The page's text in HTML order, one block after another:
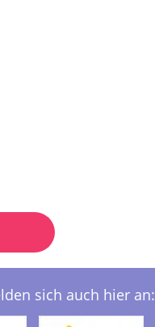
sich auch hier an: